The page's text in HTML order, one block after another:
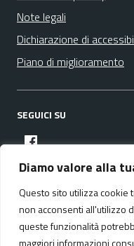
Diamo valore alla
Questo sito utilizza cookie
non acconsenti all'utilizzo
queste funzionalità
maggiori informazioni
Note legali
Dichiarazione di
Piano di miglioramento
SEGUICI SU
facebook
Media policy